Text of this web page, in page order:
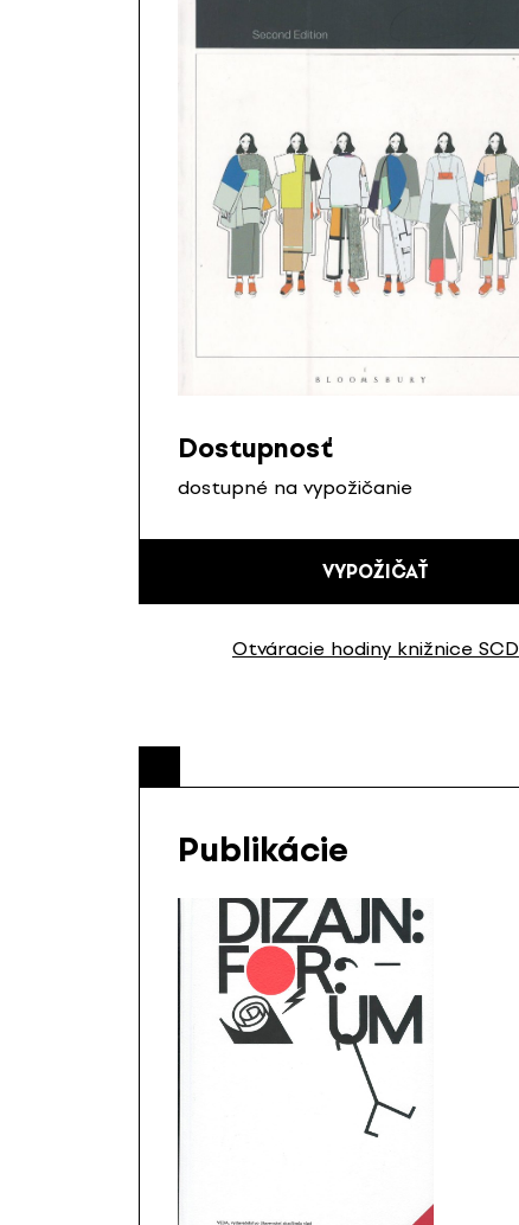
Dostupnosť
dostupné na vypožičanie
VYPOŽIČAŤ
Otváracie hodiny knižnice SCD
Publikácie